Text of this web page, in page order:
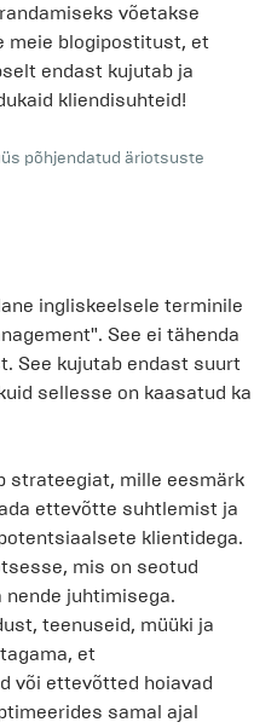
võetakse
meie blogipostitust, et
endast kujutab ja
kliendisuhteid!
põhjendatud äriotsuste
ingliskeelsele terminile
See ei tähenda
See kujutab endast suurt
sellesse on kaasatud ka
strateegiat, mille eesmärk
ettevõtte suhtlemist ja
klientidega.
mis on seotud
juhtimisega.
teenuseid, müüki ja
et
või ettevõtted hoiavad
samal ajal